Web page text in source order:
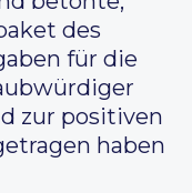
des
für die
zur positiven
haben